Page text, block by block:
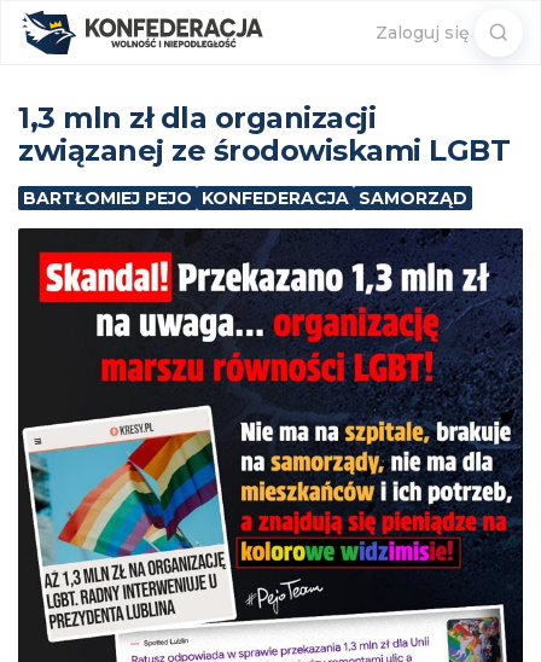
Zaloguj się
1,3 mln zł dla organizacji
związanej ze środowiskami LGBT
BARTŁOMIEJ PEJO KONFEDERACJA SAMORZĄD